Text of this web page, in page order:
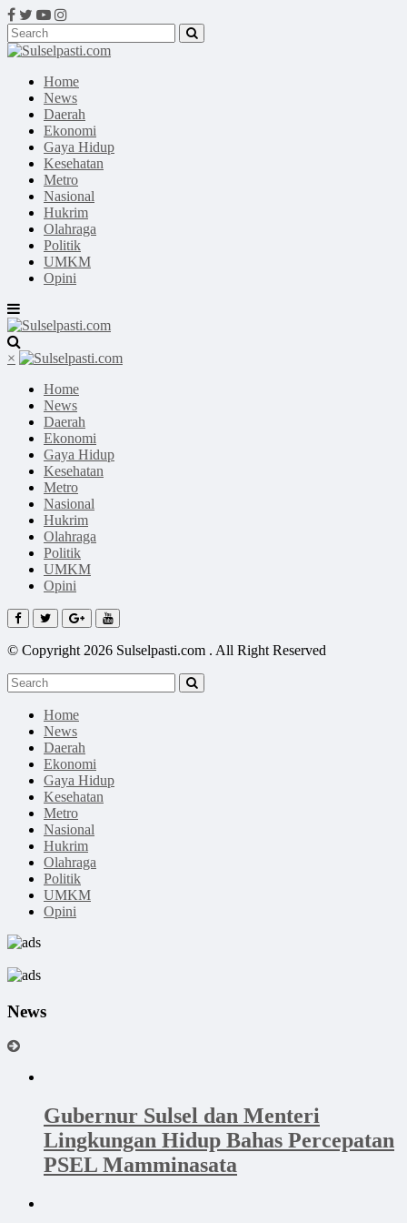
Home
News
Daerah
Ekonomi
Gaya Hidup
Kesehatan
Metro
Nasional
Hukrim
Olahraga
Politik
UMKM
Opini
×
Home
News
Daerah
Ekonomi
Gaya Hidup
Kesehatan
Metro
Nasional
Hukrim
Olahraga
Politik
UMKM
Opini
© Copyright 2026 Sulselpasti.com . All Right Reserved
Home
News
Daerah
Ekonomi
Gaya Hidup
Kesehatan
Metro
Nasional
Hukrim
Olahraga
Politik
UMKM
Opini
News
Gubernur Sulsel dan Menteri
Lingkungan Hidup Bahas Percepatan
PSEL Mamminasata